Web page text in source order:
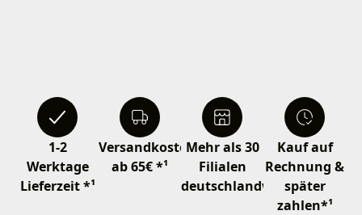
1-2
Werktage
Lieferzeit *¹
Versandkostenfrei
ab 65€ *¹
Mehr als 30
Filialen
deutschlandweit
Kauf auf
Rechnung &
später
zahlen*¹